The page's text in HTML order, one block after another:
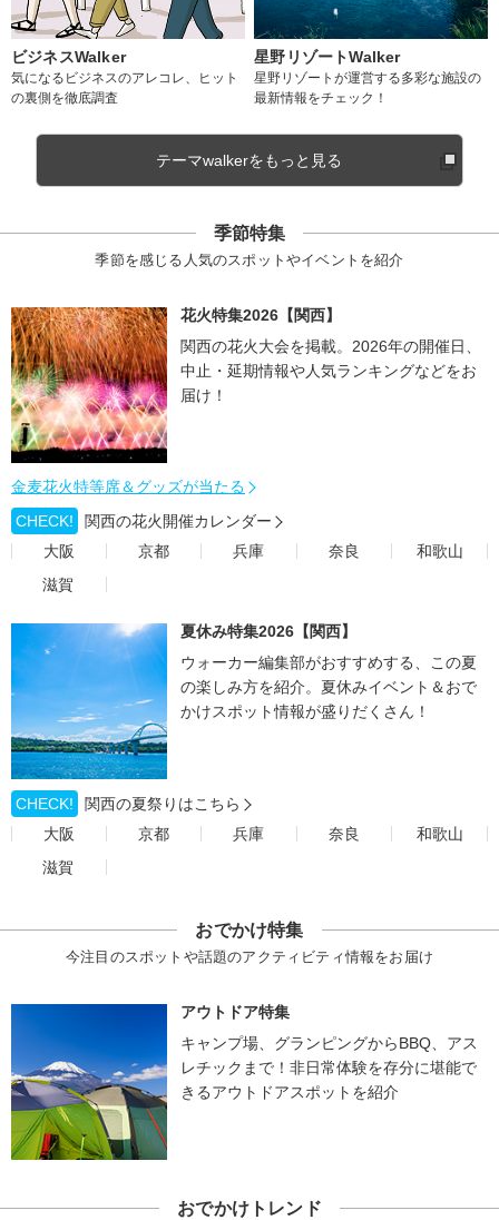
ビジネスWalker
気になるビジネスのアレコレ、ヒット
の裏側を徹底調査
星野リゾートWalker
星野リゾートが運営する多彩な施設の
最新情報をチェック！
テーマwalkerをもっと見る
季節特集
季節を感じる人気のスポットやイベントを紹介
花火特集2026【関西】
関西の花火大会を掲載。2026年の開催日、
中止・延期情報や人気ランキングなどをお
届け！
金麦花火特等席＆グッズが当たる
CHECK!
関西の花火開催カレンダー
大阪
京都 兵庫 奈良
和歌山
滋賀
夏休み特集2026【関西】
ウォーカー編集部がおすすめする、この夏
の楽しみ方を紹介。夏休みイベント＆おで
かけスポット情報が盛りだくさん！
CHECK!
関西の夏祭りはこちら
大阪
京都 兵庫 奈良
和歌山
滋賀
おでかけ特集
今注目のスポットや話題のアクティビティ情報をお届け
アウトドア特集
キャンプ場、グランピングからBBQ、アス
レチックまで！非日常体験を存分に堪能で
きるアウトドアスポットを紹介
おでかけトレンド